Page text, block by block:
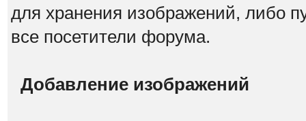
для хранения изображений, либо
все посетители форума.
Добавление изображений